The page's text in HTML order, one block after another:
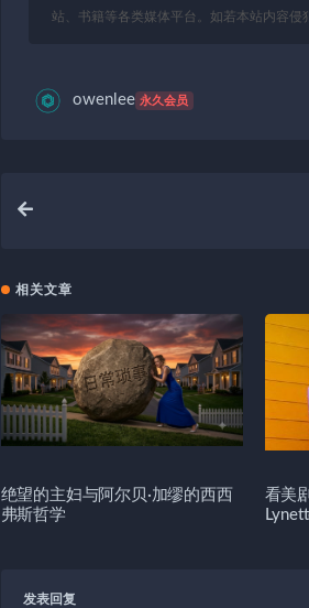
站、书籍等各类媒体平台。如若本站内容侵
owenlee 永久会员
相关文章
绝望的主妇与阿尔贝·加缪的西西
弗斯哲学
看美
发表回复